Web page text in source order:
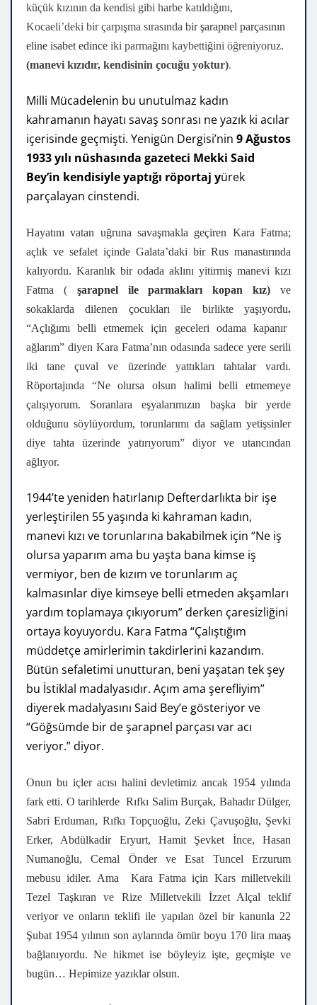
küçük kızının da kendisi gibi harbe katıldığını,
Kocaeli’deki bir çarpışma sırasında bir şarapnel parçasının
eline isabet edince iki parmağını kaybettiğini öğreniyoruz.
(manevi kızıdır, kendisinin çocuğu yoktur).
Milli Mücadelenin bu unutulmaz kadın
kahramanın hayatı savaş sonrası ne yazık ki acılar
içerisinde geçmişti. Yenigün Dergisi’nin 9 Ağustos
1933 yılı nüshasında gazeteci Mekki Said
Bey’in kendisiyle yaptığı röportaj yürek
parçalayan cinstendi.
Hayatını vatan uğruna savaşmakla geçiren Kara Fatma;
açlık ve sefalet içinde Galata’daki bir Rus manastırında
kalıyordu. Karanlık bir odada aklını yitirmiş manevi kızı
Fatma (şarapnel ile parmakları kopan kız)ve
sokaklarda dilenen çocukları ile birlikte yaşıyordu.
“Açlığımı belli etmemek için geceleri odama kapanır
ağlarım” diyen Kara Fatma’nın odasında sadece yere serili
iki tane çuval ve üzerinde yattıkları tahtalar vardı.
Röportajında “Ne olursa olsun halimi belli etmemeye
çalışıyorum. Soranlara eşyalarımızın başka bir yerde
olduğunu söylüyordum, torunlarımı da sağlam yetişsinler
diye tahta üzerinde yatırıyorum” diyor ve utancından
ağlıyor.
1944’te yeniden hatırlanıp Defterdarlıkta bir işe
yerleştirilen 55 yaşında ki kahraman kadın,
manevi kızı ve torunlarına bakabilmek için “Ne iş
olursa yaparım ama bu yaşta bana kimse iş
vermiyor, ben de kızım ve torunlarım aç
kalmasınlar diye kimseye belli etmeden akşamları
yardım toplamaya çıkıyorum” derken çaresizliğini
ortaya koyuyordu. Kara Fatma “Çalıştığım
müddetçe amirlerimin takdirlerini kazandım.
Bütün sefaletimi unutturan, beni yaşatan tek şey
bu İstiklal madalyasıdır. Açım ama şerefliyim”
diyerek madalyasını Said Bey’e gösteriyor ve
“Göğsümde bir de şarapnel parçası var acı
veriyor.” diyor.
Onun bu içler acısı halini devletimiz ancak 1954 yılında
fark etti. O tarihlerde Rıfkı Salim Burçak, Bahadır Dülger,
Sabri Erduman, Rıfkı Topçuoğlu, Zeki Çavuşoğlu, Şevki
Erker, Abdülkadir Eryurt, Hamit Şevket İnce, Hasan
Numanoğlu, Cemal Önder ve Esat Tuncel Erzurum
mebusu idiler. Ama Kara Fatma için Kars milletvekili
Tezel Taşkıran ve Rize Milletvekili İzzet Alçal teklif
veriyor ve onların teklifi ile yapılan özel bir kanunla 22
Şubat 1954 yılının son aylarında ömür boyu 170 lira maaş
bağlanıyordu. Ne hikmet ise böyleyiz işte, geçmişte ve
bugün… Hepimize yazıklar olsun.